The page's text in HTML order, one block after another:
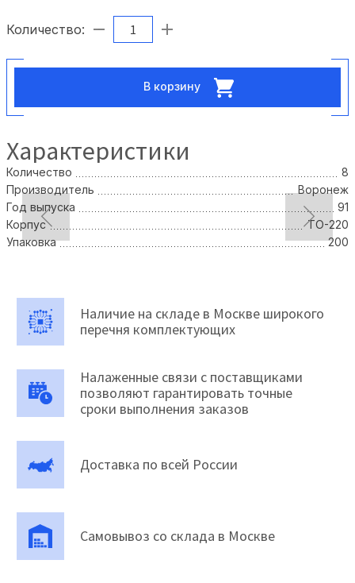
Количество:
В корзину
Характеристики
Количество
8
Производитель
Воронеж
Год выпуска
91
Корпус
TO-220
Упаковка
200
Наличие на складе в Москве широкого
перечня комплектующих
Налаженные связи с поставщиками
позволяют гарантировать точные
сроки выполнения заказов
Доставка по всей России
Самовывоз со склада в Москве